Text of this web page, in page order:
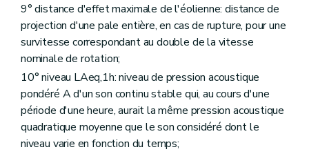
9° distance d'effet maximale de l'éolienne: distance de
projection d'une pale entière, en cas de rupture, pour une
survitesse correspondant au double de la vitesse
nominale de rotation;
10° niveau LAeq,1h: niveau de pression acoustique
pondéré A d'un son continu stable qui, au cours d'une
période d'une heure, aurait la même pression acoustique
quadratique moyenne que le son considéré dont le
niveau varie en fonction du temps;